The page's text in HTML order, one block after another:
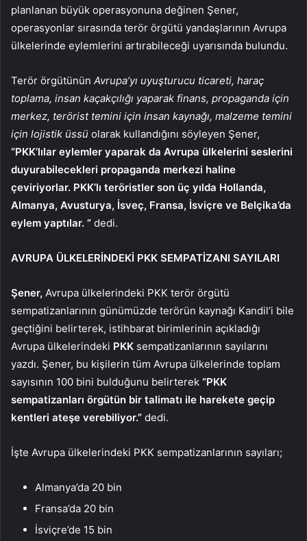
planlanan büyük operasyonuna değinen Şener,
operasyonlar sırasında terör örgütü yandaşlarının Avrupa
ülkelerinde eylemlerini artırabileceği uyarısında bulundu.
Terör örgütünün Avrupa’yı uyuşturucu ticareti, haraç
toplama, insan kaçakçılığı yaparak finans, propaganda için
merkez, terörist temini için insan kaynağı, malzeme temini
için lojistik üssü olarak kullandığını söyleyen Şener,
“PKK’lılar eylemler yaparak da Avrupa ülkelerini seslerini
duyurabilecekleri propaganda merkezi haline
çeviriyorlar. PKK’lı teröristler son üç yılda Hollanda,
Almanya, Avusturya, İsveç, Fransa, İsviçre ve Belçika’da
eylem yaptılar. ” dedi.
AVRUPA ÜLKELERİNDEKİ PKK SEMPATİZANI SAYILARI
Şener, Avrupa ülkelerindeki PKK terör örgütü
sempatizanlarının günümüzde terörün kaynağı Kandil’i bile
geçtiğini belirterek, istihbarat birimlerinin açıkladığı
Avrupa ülkelerindeki PKK sempatizanlarının sayılarını
yazdı. Şener, bu kişilerin tüm Avrupa ülkelerinde toplam
sayısının 100 bini bulduğunu belirterek “PKK
sempatizanları örgütün bir talimatı ile harekete geçip
kentleri ateşe verebiliyor.” dedi.
İşte Avrupa ülkelerindeki PKK sempatizanlarının sayıları;
Almanya’da 20 bin
Fransa’da 20 bin
İsviçre’de 15 bin